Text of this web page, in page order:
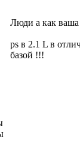
Люди а как ваша
ps в 2.1 L в
базой !!!